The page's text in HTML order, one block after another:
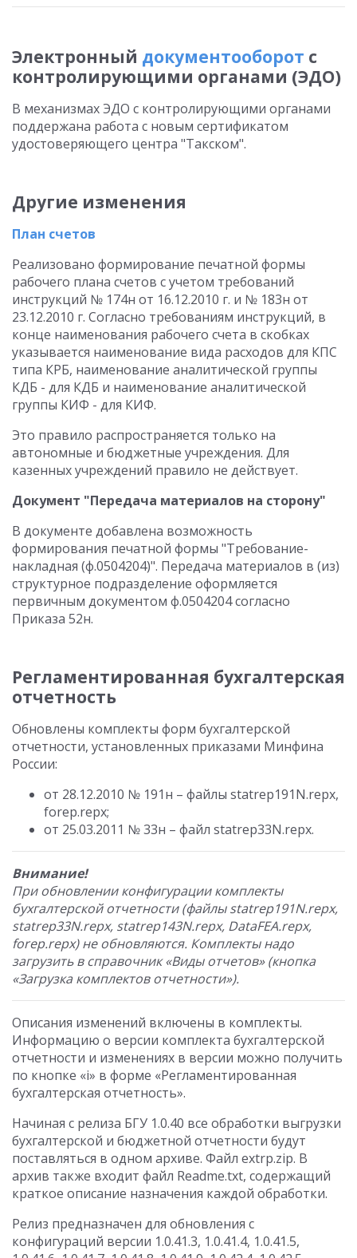
Электронный документооборот с
контролирующими органами (ЭДО)
В механизмах ЭДО с контролирующими органами
поддержана работа с новым сертификатом
удостоверяющего центра "Такском".
Другие изменения
План счетов
Реализовано формирование печатной формы
рабочего плана счетов с учетом требований
инструкций № 174н от 16.12.2010 г. и № 183н от
23.12.2010 г. Согласно требованиям инструкций, в
конце наименования рабочего счета в скобках
указывается наименование вида расходов для КПС
типа КРБ, наименование аналитической группы
КДБ - для КДБ и наименование аналитической
группы КИФ - для КИФ.
Это правило распространяется только на
автономные и бюджетные учреждения. Для
казенных учреждений правило не действует.
Документ "Передача материалов на сторону"
В документе добавлена возможность
формирования печатной формы "Требование-
накладная (ф.0504204)". Передача материалов в (из)
структурное подразделение оформляется
первичным документом ф.0504204 согласно
Приказа 52н.
Регламентированная бухгалтерская
отчетность
Обновлены комплекты форм бухгалтерской
отчетности, установленных приказами Минфина
России:
от 28.12.2010 № 191н – файлы statrep191N.repx,
forep.repx;
от 25.03.2011 № 33н – файл statrep33N.repx.
Внимание!
При обновлении конфигурации комплекты
бухгалтерской отчетности (файлы statrep191N.repx,
statrep33N.repx, statrep143N.repx, DataFEA.repx,
forep.repx) не обновляются. Комплекты надо
загрузить в справочник «Виды отчетов» (кнопка
«Загрузка комплектов отчетности»).
Описания изменений включены в комплекты.
Информацию о версии комплекта бухгалтерской
отчетности и изменениях в версии можно получить
по кнопке «i» в форме «Регламентированная
бухгалтерская отчетность».
Начиная с релиза БГУ 1.0.40 все обработки выгрузки
бухгалтерской и бюджетной отчетности будут
поставляться в одном архиве. Файл extrp.zip. В
архив также входит файл Readme.txt, содержащий
краткое описание назначения каждой обработки.
Релиз предназначен для обновления с
конфигураций версии 1.0.41.3, 1.0.41.4, 1.0.41.5,